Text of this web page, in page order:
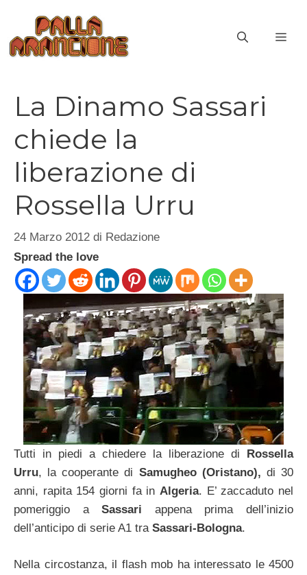
contenuto
La Dinamo Sassari
chiede la
liberazione di
Rossella Urru
24 Marzo 2012 di Redazione
Spread the love
Tutti in piedi a chiedere la liberazione di
Rossella
Urru, la cooperante di Samugheo (Oristano), di 30
anni, rapita 154 giorni fa in Algeria. E’ zaccaduto nel
pomeriggio aSassari appena prima dell’inizio
dell’anticipo di serie A1 tra Sassari-Bologna.
Nella circostanza, il flash mob ha interessato le 4500